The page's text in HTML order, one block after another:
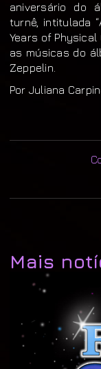
aniversário do
turnê, intitulada
Years of
as músicas do
Zeppelin.
Por Juliana
Mais